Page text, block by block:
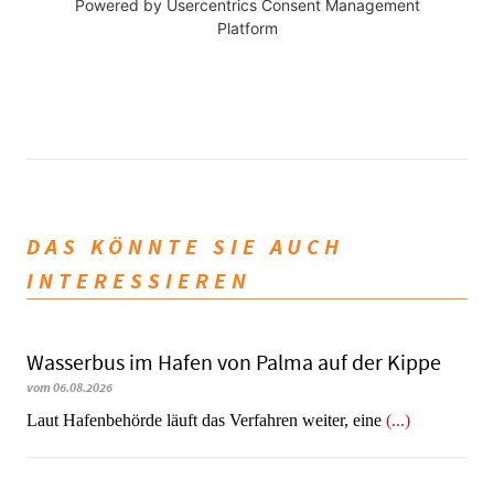
Powered by Usercentrics Consent Management
Platform
DAS KÖNNTE SIE AUCH
INTERESSIEREN
Wasserbus im Hafen von Palma auf der Kippe
vom 06.08.2026
Laut Hafenbehörde läuft das Verfahren weiter, eine (...)